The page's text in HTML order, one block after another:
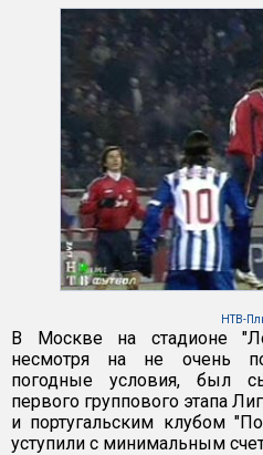
НТВ-
В Москве на стадионе
несмотря на не очень
погодные условия, был
первого группового этапа
и португальским клубом
уступили с минимальным